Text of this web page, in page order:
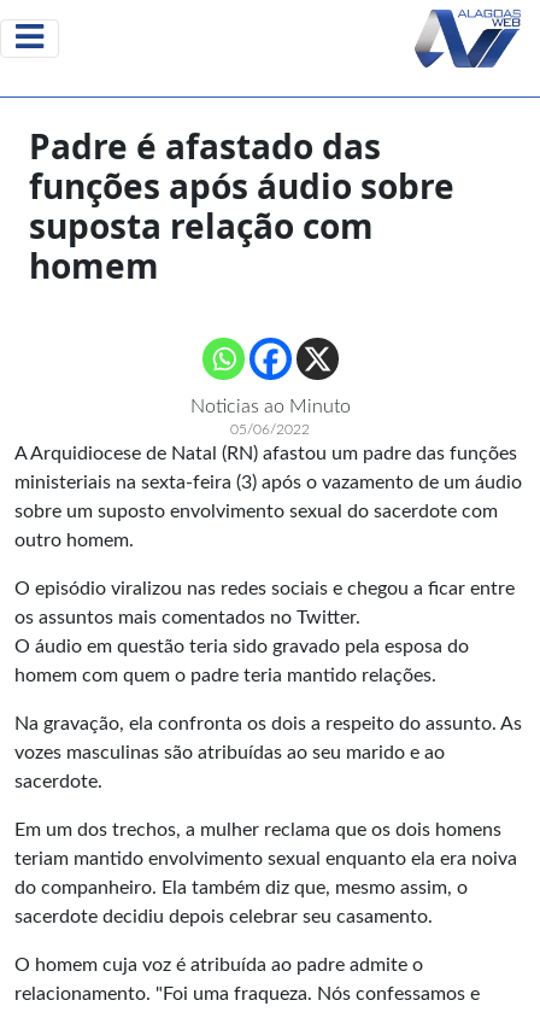
Padre é afastado das
funções após áudio sobre
suposta relação com
homem
Noticias ao Minuto
05/06/2022
A Arquidiocese de Natal (RN) afastou um padre das funções
ministeriais na sexta-feira (3) após o vazamento de um áudio
sobre um suposto envolvimento sexual do sacerdote com
outro homem.
O episódio viralizou nas redes sociais e chegou a ficar entre
os assuntos mais comentados no Twitter.
O áudio em questão teria sido gravado pela esposa do
homem com quem o padre teria mantido relações.
Na gravação, ela confronta os dois a respeito do assunto. As
vozes masculinas são atribuídas ao seu marido e ao
sacerdote.
Em um dos trechos, a mulher reclama que os dois homens
teriam mantido envolvimento sexual enquanto ela era noiva
do companheiro. Ela também diz que, mesmo assim, o
sacerdote decidiu depois celebrar seu casamento.
O homem cuja voz é atribuída ao padre admite o
relacionamento. "Foi uma fraqueza. Nós confessamos e